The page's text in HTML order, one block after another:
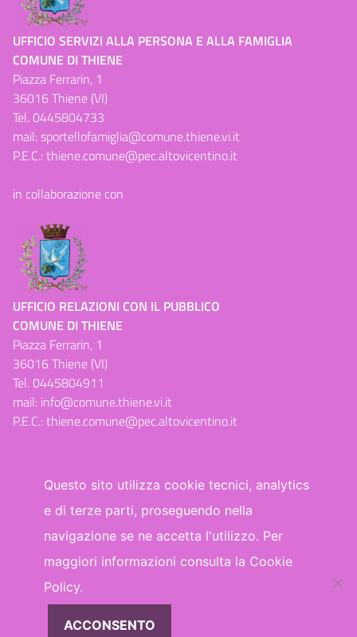
UFFICIO SERVIZI ALLA PERSONA E ALLA FAMIGLIA
COMUNE DI THIENE
Piazza Ferrarin, 1
36016 Thiene (VI)
Tel.0445804733
mail:sportellofamiglia@comune.thiene.vi.it
P.E.C.:thiene.comune@pec.altovicentino.it
in collaborazione con
UFFICIO RELAZIONI CON IL PUBBLICO
COMUNE DI THIENE
Piazza Ferrarin, 1
36016 Thiene (VI)
Tel.0445804911
mail: info@comune.thiene.vi.it
P.E.C.:thiene.comune@pec.altovicentino.it
Dichiarazione di accessibilità
WhatsApp Facebook
Questo sito utilizza cookie tecnici, analytics
e di terze parti, proseguendo nella
navigazione se ne accetta l'utilizzo. Per
maggiori informazioni consulta la Cookie
Policy.
ACCONSENTO